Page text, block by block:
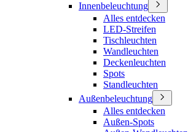
Innenbeleuchtung
Alles entdecken
LED-Streifen
Tischleuchten
Wandleuchten
Deckenleuchten
Spots
Standleuchten
Außenbeleuchtung
Alles entdecken
Außen-Spots